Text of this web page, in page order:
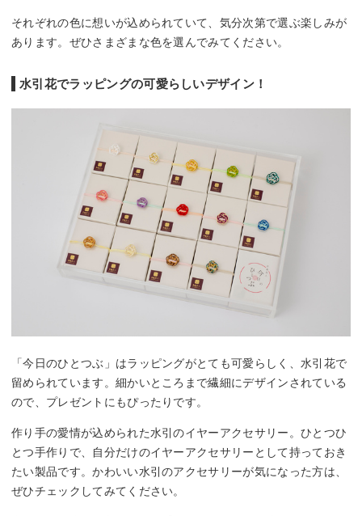
それぞれの色に想いが込められていて、気分次第で選ぶ楽しみが
あります。ぜひさまざまな色を選んでみてください。
水引花でラッピングの可愛らしいデザイン！
「今日のひとつぶ」はラッピングがとても可愛らしく、水引花で
留められています。細かいところまで繊細にデザインされている
ので、プレゼントにもぴったりです。
作り手の愛情が込められた水引のイヤーアクセサリー。ひとつひ
とつ手作りで、自分だけのイヤーアクセサリーとして持っておき
たい製品です。かわいい水引のアクセサリーが気になった方は、
ぜひチェックしてみてください。